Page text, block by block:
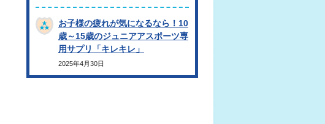
お子様の疲れが気になるなら！10
歳～15歳のジュニアアスポーツ専
用サプリ「キレキレ」
2025年4月30日